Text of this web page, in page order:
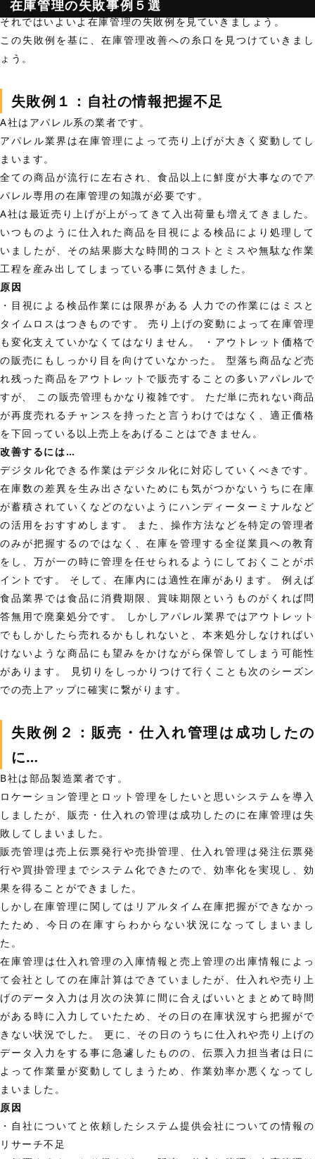
在庫管理の失敗事例５選
それではいよいよ在庫管理の失敗例を見ていきましょう。
この失敗例を基に、在庫管理改善への糸口を見つけていきまし
ょう。
失敗例１：自社の情報把握不足
A社はアパレル系の業者です。
アパレル業界は在庫管理によって売り上げが大きく変動してし
まいます。
全ての商品が流行に左右され、食品以上に鮮度が大事なのでア
パレル専用の在庫管理の知識が必要です。
A社は最近売り上げが上がってきて入出荷量も増えてきました。
いつものように仕入れた商品を目視による検品により処理して
いましたが、その結果膨大な時間的コストとミスや無駄な作業
工程を産み出してしまっている事に気付きました。
原因
・目視による検品作業には限界がある 人力での作業にはミスと
タイムロスはつきものです。 売り上げの変動によって在庫管理
も変化支えていかなくてはなりません。 ・アウトレット価格で
の販売にもしっかり目を向けていなかった。 型落ち商品など売
れ残った商品をアウトレットで販売することの多いアパレルで
すが、 この販売管理もかなり複雑です。 ただ単に売れない商品
が再度売れるチャンスを持ったと言うわけではなく、適正価格
を下回っている以上売上をあげることはできません。
改善するには…
デジタル化できる作業はデジタル化に対応していくべきです。
在庫数の差異を生み出さないためにも気がつかないうちに在庫
が蓄積されていくなどのないようにハンディーターミナルなど
の活用をおすすめします。 また、操作方法などを特定の管理者
のみが把握するのではなく、在庫を管理する全従業員への教育
をし、万が一の時に管理を任せられるようにしておくことがポ
イントです。 そして、在庫内には適性在庫があります。 例えば
食品業界では食品に消費期限、賞味期限というものがくれば問
答無用で廃棄処分です。 しかしアパレル業界ではアウトレット
でもしかしたら売れるかもしれないと、本来処分しなければい
けないような商品にも望みをかけながら保管してしまう可能性
があります。 見切りをしっかりつけて行くことも次のシーズン
での売上アップに確実に繋がります。
失敗例２：販売・仕入れ管理は成功したの
に…
B社は部品製造業者です。
ロケーション管理とロット管理をしたいと思いシステムを導入
しましたが、販売・仕入れの管理は成功したのに在庫管理は失
敗してしまいました。
販売管理は売上伝票発行や売掛管理、仕入れ管理は発注伝票発
行や買掛管理までシステム化できたので、効率化を実現し、効
果を得ることができました。
しかし在庫管理に関してはリアルタイム在庫把握ができなかっ
たため、今日の在庫すらわからない状況になってしまいまし
た。
在庫管理は仕入れ管理の入庫情報と売上管理の出庫情報によっ
て会社としての在庫計算はできていましたが、仕入れや売り上
げのデータ入力は月次の決算に間に合えばいいとまとめて時間
がある時に入力していたため、その日の在庫状況すら把握がで
きない状況でした。 更に、その日のうちに仕入れや売り上げの
データ入力をする事に急遽したものの、伝票入力担当者は日に
よって作業量が変動してしまうため、作業効率か悪くなってし
まいました。
原因
・自社についてと依頼したシステム提供会社についての情報の
リサーチ不足